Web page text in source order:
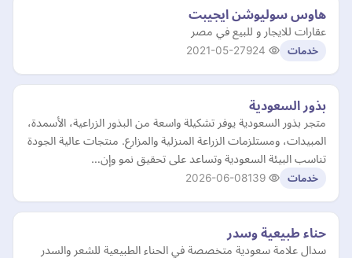
هاوس سوليوشن ايجيبت
عقارات للايجار و للبيع في مصر
خدمات 2021-05-27
بذور السعودية
متجر بذور السعودية يوفر تشكيلة واسعة من البذور الزراعية، الأسمدة،
المبيدات، ومستلزمات الزراعة المنزلية والمزارع. منتجات عالية الجودة
تناسب البيئة السعودية وتساعد على تحقيق نمو وإن…
خدمات 2026-06-08
حناء طبيعية وسدر
سدال علامة سعودية متخصصة في الحناء الطبيعية للشعر والسدر